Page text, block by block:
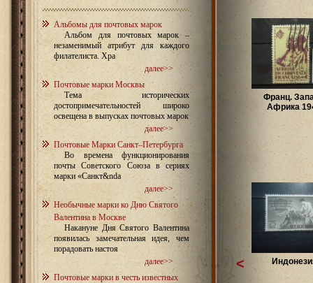
Альбомы для почтовых марок
Альбом для почтовых марок –
незаменимый атрибут для каждого
филателиста. Хра
далее>>
Почтовые марки Москвы
Тема исторических
достопримечательностей широко
освещена в выпусках почтовых марок
далее>>
Почтовые Марки Санкт–Петербурга
Во времена функционирования
почты Советского Союза в сериях
марки «Санкт&nda
далее>>
Необычные марки ко Дню Святого
Валентина в Москве
Накануне Дня Святого Валентина
появилась замечательная идея, чем
порадовать настоя
далее>>
Почтовые марки в честь известных
Франц.
Африка
<